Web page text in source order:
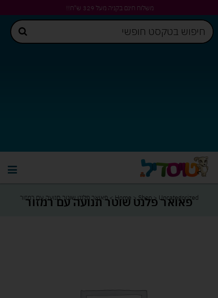
משלוח חינם בקניה מעל 329 ש"ח!!
Home >Shop> Uncategorized
>פאואר פלנט שוטר תנועה עם רמזור
פאואר פלנט שוטר תנועה עם רמזור